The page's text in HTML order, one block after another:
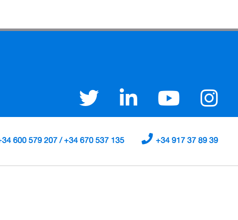
600 579 207 / +34 670 537 135 +34 917 37 89 39